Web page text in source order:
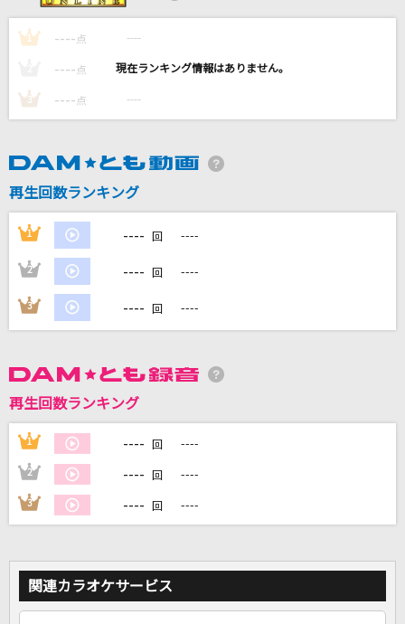
オーイシマサヨシ
キセキ
GReeeeN
[生音]夢の途中(セーラー服と機関銃)
[生音]いとしき日々よ
平井堅
DAMの新曲・ランキングなど
DAMに会員登録・ログインして
カラオケをもっと楽しもう！
1 ---- 点 ----
---- 点 ----
3 ---- 点 ----
再生回数ランキング
1 ---- 回 ----
2 ---- 回 ----
3 ---- 回 ----
再生回数ランキング
1 ---- 回 ----
2 ---- 回 ----
3 ---- 回 ----
関連カラオケサービス